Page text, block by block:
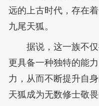
远的上古时代，存在
九尾天狐。
据说，这一族不
更具备一种独特的能
力，从而不断提升自
天狐成为无数修士敬畏